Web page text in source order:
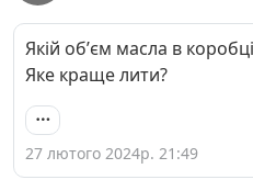
Якій обʼєм масла в
Яке краще лити?
27 лютого 2024р. 21:49